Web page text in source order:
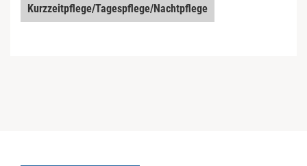
Kurzzeitpflege/Tagespflege/Nachtpflege